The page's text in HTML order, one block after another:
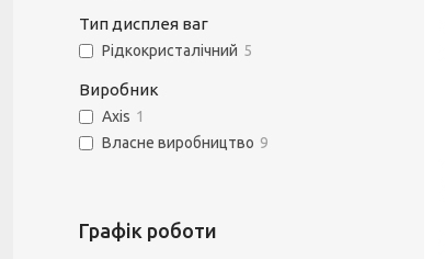
Тип дисплея ваг
Рідкокристалічний 5
Виробник
Axis 1
Власне виробництво 9
Графік роботи